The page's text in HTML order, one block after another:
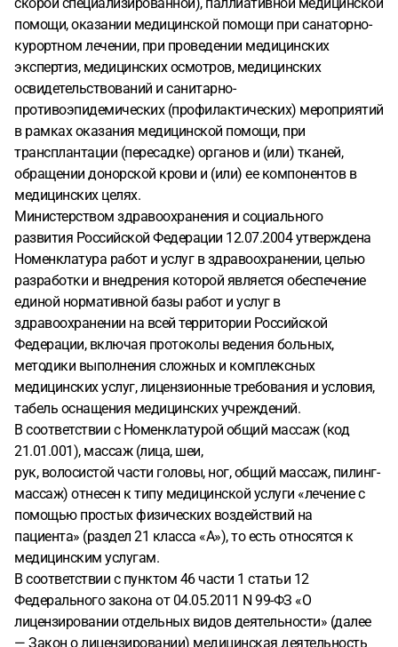
помощи, оказании медицинской помощи при санаторно-
курортном лечении, при проведении медицинских
экспертиз, медицинских осмотров, медицинских
освидетельствований и санитарно-
противоэпидемических (профилактических) мероприятий
в рамках оказания медицинской помощи, при
трансплантации (пересадке) органов и (или) тканей,
обращении донорской крови и (или) ее компонентов в
медицинских целях.
Министерством здравоохранения и социального
развития Российской Федерации 12.07.2004 утверждена
Номенклатура работ и услуг в здравоохранении, целью
разработки и внедрения которой является обеспечение
единой нормативной базы работ и услуг в
здравоохранении на всей территории Российской
Федерации, включая протоколы ведения больных,
методики выполнения сложных и комплексных
медицинских услуг, лицензионные требования и условия,
табель оснащения медицинских учреждений.
В соответствии с Номенклатурой общий массаж (код
21.01.001), массаж (лица, шеи,
рук, волосистой части головы, ног, общий массаж, пилинг-
массаж) отнесен к типу медицинской услуги «лечение с
помощью простых физических воздействий на
пациента» (раздел 21 класса «А»), то есть относятся к
медицинским услугам.
В соответствии с пунктом 46 части 1 статьи 12
Федерального закона от 04.05.2011 N 99-ФЗ «О
лицензировании отдельных видов деятельности» (далее
— Закон о лицензировании) медицинская деятельность